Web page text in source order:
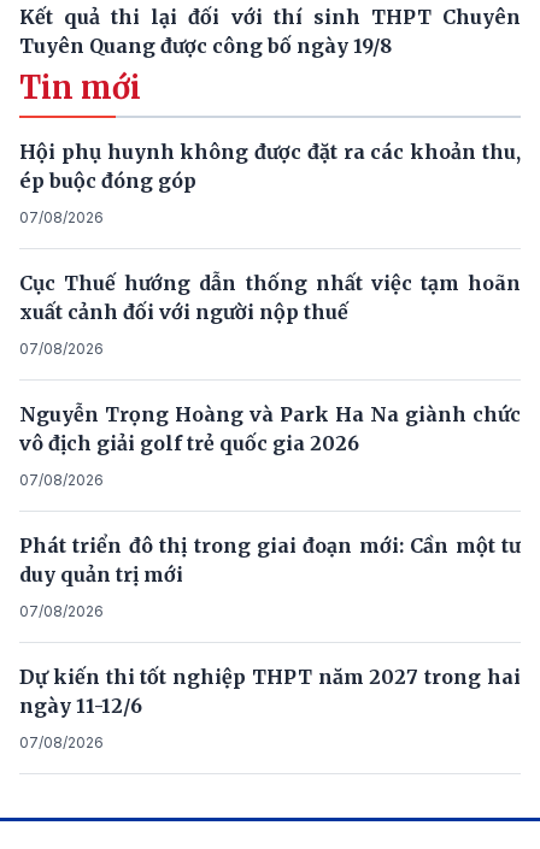
Kết quả thi lại đối với thí sinh THPT Chuyên
Tuyên Quang được công bố ngày 19/8
Tin mới
Hội phụ huynh không được đặt ra các khoản thu,
ép buộc đóng góp
07/08/2026
Cục Thuế hướng dẫn thống nhất việc tạm hoãn
xuất cảnh đối với người nộp thuế
07/08/2026
Nguyễn Trọng Hoàng và Park Ha Na giành chức
vô địch giải golf trẻ quốc gia 2026
07/08/2026
Phát triển đô thị trong giai đoạn mới: Cần một tư
duy quản trị mới
07/08/2026
Dự kiến thi tốt nghiệp THPT năm 2027 trong hai
ngày 11-12/6
07/08/2026